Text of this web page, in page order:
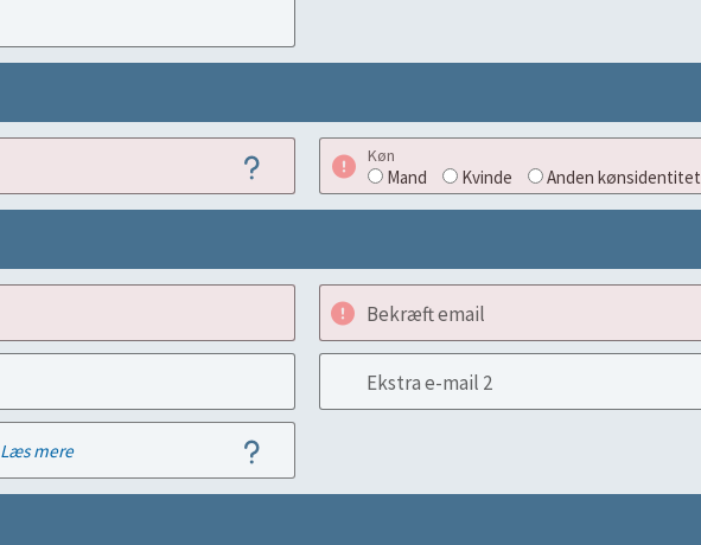
Køn
Mand Kvinde Anden kønsidentitet
Bekræft email
Ekstra e-mail 2
Læs mere